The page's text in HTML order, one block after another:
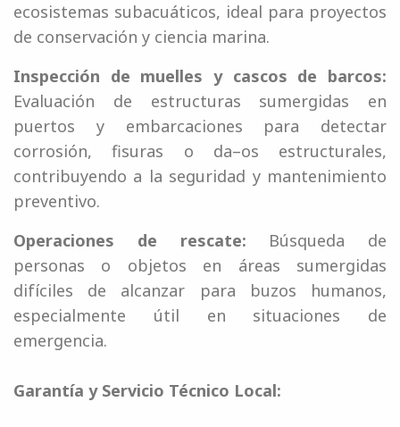
ecosistemas subacuáticos, ideal para proyectos
de conservación y ciencia marina.
Inspección de muelles y cascos de barcos:
Evaluación de estructuras sumergidas en
puertos y embarcaciones para detectar
corrosión, fisuras o da–os estructurales,
contribuyendo a la seguridad y mantenimiento
preventivo.
Operaciones de rescate: Búsqueda de
personas o objetos en áreas sumergidas
difíciles de alcanzar para buzos humanos,
especialmente útil en situaciones de
emergencia.
Garantía y Servicio Técnico Local: